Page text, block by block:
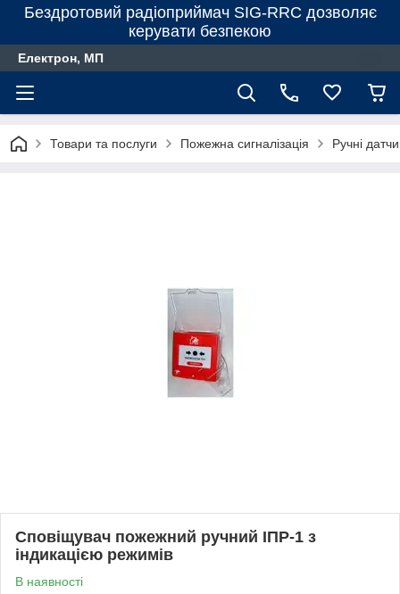
Бездротовий радіоприймач SIG-RRC дозволяє
керувати безпекою
Електрон, МП
Товари та послуги Пожежна сигналізація Ручні
Сповіщувач пожежний ручний ІПР-1 з
індикацією режимів
В наявності